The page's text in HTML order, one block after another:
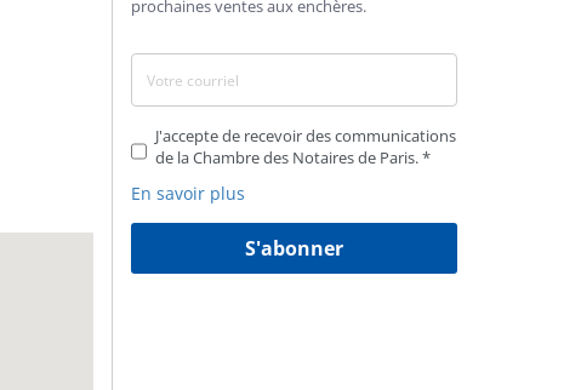
prochaines ventes aux enchères.
J'accepte de recevoir des communications
de la Chambre des Notaires de Paris.
En savoir plus
S'abonner